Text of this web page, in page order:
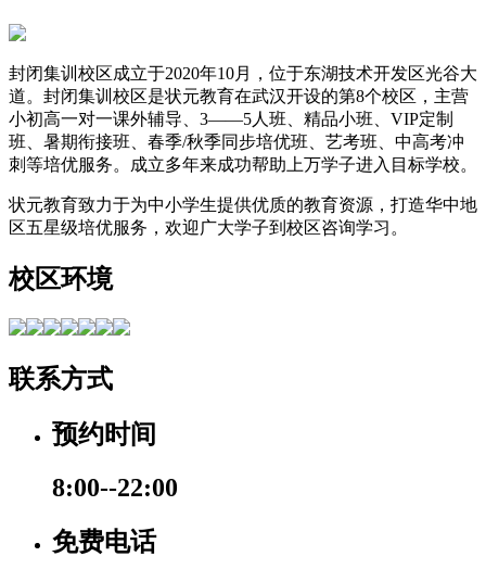
封闭集训校区成立于2020年10月，位于东湖技术开发区光谷大
道。封闭集训校区是状元教育在武汉开设的第8个校区，主营
小初高一对一课外辅导、3——5人班、精品小班、VIP定制
班、暑期衔接班、春季/秋季同步培优班、艺考班、中高考冲
刺等培优服务。成立多年来成功帮助上万学子进入目标学校。
状元教育致力于为中小学生提供优质的教育资源，打造华中地
区五星级培优服务，欢迎广大学子到校区咨询学习。
校区环境
联系方式
预约时间
8:00--22:00
免费电话